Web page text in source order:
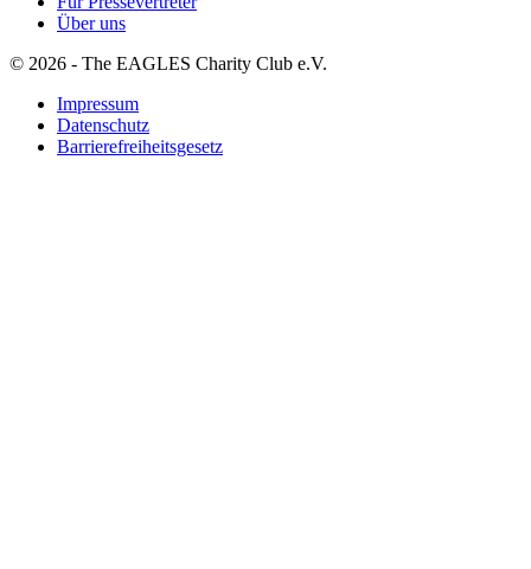
Über uns
© 2026 - The EAGLES Charity Club e.V.
Impressum
Datenschutz
Barrierefreiheitsgesetz